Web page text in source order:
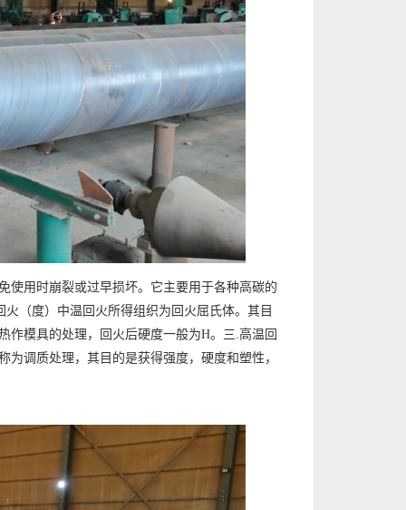
使用时崩裂或过早损坏。它主要用于各种高碳的
（度）中温回火所得组织为回火屈氏体。其目
作模具的处理，回火后硬度一般为H。三.高温回
调质处理，其目的是获得强度，硬度和塑性，